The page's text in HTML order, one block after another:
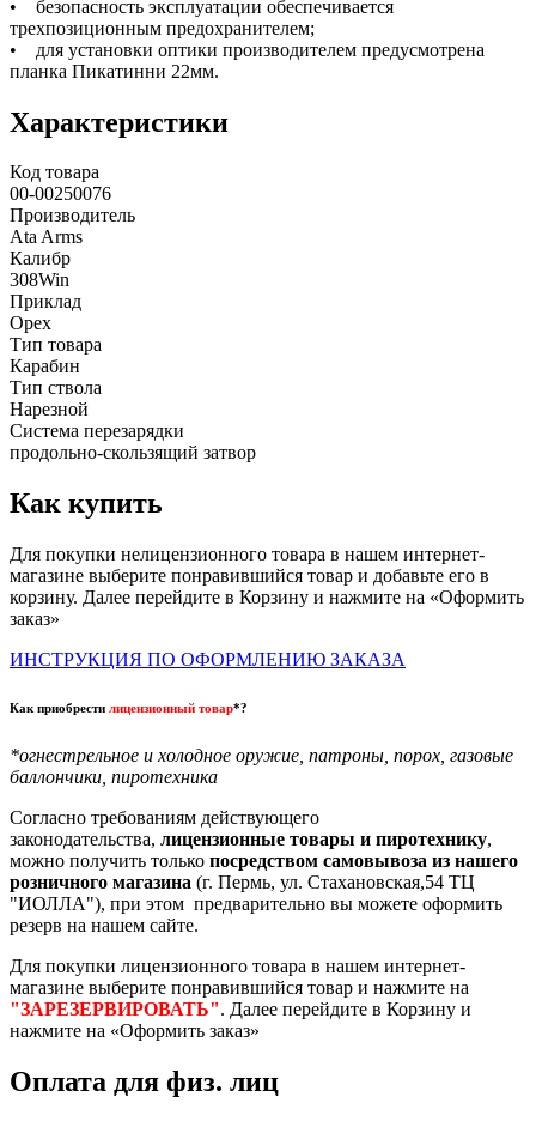
• безопасность эксплуатации обеспечивается
трехпозиционным предохранителем;
• для установки оптики производителем предусмотрена
планка Пикатинни 22мм.
Характеристики
Код товара
00-00250076
Производитель
Ata Arms
Калибр
308Win
Приклад
Орех
Тип товара
Карабин
Тип ствола
Нарезной
Система перезарядки
продольно-скользящий затвор
Как купить
Для покупки нелицензионного товара в нашем интернет-
магазине выберите понравившийся товар и добавьте его в
корзину. Далее перейдите в Корзину и нажмите на «Оформить
заказ»
ИНСТРУКЦИЯ ПО ОФОРМЛЕНИЮ ЗАКАЗА
Как приобрести лицензионный товар*?
*огнестрельное и холодное оружие, патроны, порох, газовые
баллончики, пиротехника
Согласно требованиям действующего
законодательства, лицензионные товары и пиротехнику,
можно получить только посредством самовывоза из нашего
розничного магазина (г. Пермь, ул. Стахановская,54 ТЦ
"ИОЛЛА"), при этом предварительно вы можете оформить
резерв на нашем сайте.
Для покупки лицензионного товара в нашем интернет-
магазине выберите понравившийся товар и нажмите на
"ЗАРЕЗЕРВИРОВАТЬ". Далее перейдите в Корзину и
нажмите на «Оформить заказ»
Оплата для физ. лиц